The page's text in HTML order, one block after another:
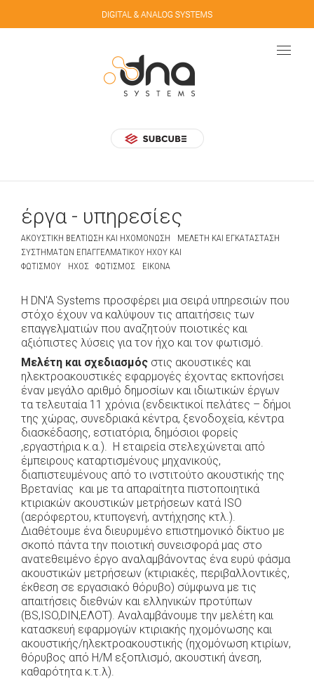
έργα - υπηρεσίες
ΑΚΟΥΣΤΙΚΉ ΒΕΛΤΊΩΣΗ ΚΑΙ ΗΧΟΜΌΝΩΣΗ
ΜΕΛΈΤΗ ΚΑΙ ΕΓΚΑΤΆΣΤΑΣΗ
ΣΥΣΤΗΜΆΤΩΝ ΕΠΑΓΓΕΛΜΑΤΙΚΟΎ ΉΧΟΥ ΚΑΙ
ΦΩΤΙΣΜΟΎ
ΉΧΟΣ ΦΩΤΙΣΜΌΣ ΕΙΚΌΝΑ
Η DN'A Systems προσφέρει μια σειρά υπηρεσιών που
στόχο έχουν να καλύψουν τις απαιτήσεις των
επαγγελματιών που αναζητούν ποιοτικές και
αξιόπιστες λύσεις για τον ήχο και τον φωτισμό.
Μελέτη και σχεδιασμός στις ακουστικές και
ηλεκτροακουστικές εφαρμογές έχοντας εκπονήσει
έναν μεγάλο αριθμό δημοσίων και ιδιωτικών έργων
τα τελευταία 11 χρόνια (ενδεικτικοί πελάτες – δήμοι
της χώρας, συνεδριακά κέντρα, ξενοδοχεία, κέντρα
διασκέδασης, εστιατόρια, δημόσιοι φορείς
,εργαστήρια κ.α.). Η εταιρεία στελεχώνεται από
έμπειρους καταρτισμένους μηχανικούς,
διαπιστευμένους από το ινστιτούτο ακουστικής της
Βρετανίας και με τα απαραίτητα πιστοποιητικά
κτιριακών ακουστικών μετρήσεων κατά ISO
(αερόφερτου, κτυπογενή, αντήχησης κτλ.).
Διαθέτουμε ένα διευρυμένο επιστημονικό δίκτυο με
σκοπό πάντα την ποιοτική συνεισφορά μας στο
ανατεθειμένο έργο αναλαμβάνοντας ένα ευρύ φάσμα
ακουστικών μετρήσεων (κτιριακές, περιβαλλοντικές,
έκθεση σε εργασιακό θόρυβο) σύμφωνα με τις
απαιτήσεις διεθνών και ελληνικών προτύπων
(BS,ISO,DIN,ΕΛΟΤ). Αναλαμβάνουμε την μελέτη και
κατασκευή εφαρμογών κτιριακής ηχομόνωσης και
ακουστικής/ηλεκτροακουστικής (ηχομόνωση κτιρίων,
θόρυβος από Η/Μ εξοπλισμό, ακουστική άνεση,
καθαρότητα κ.τ.λ).